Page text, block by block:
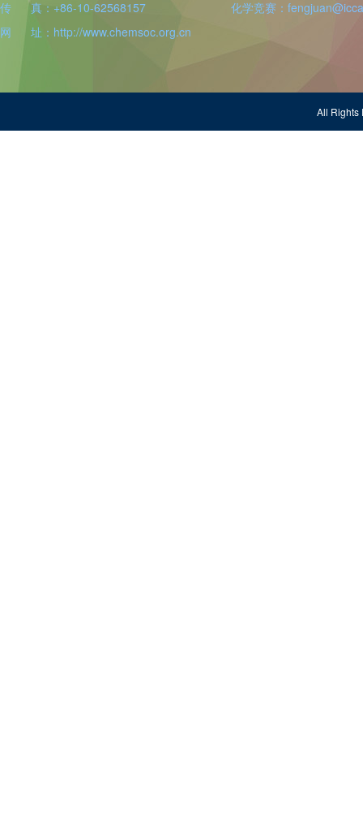
传 真：+86-10-62568157
网 址：http://www.chemsoc.org.cn
化学竞赛：
All Rights